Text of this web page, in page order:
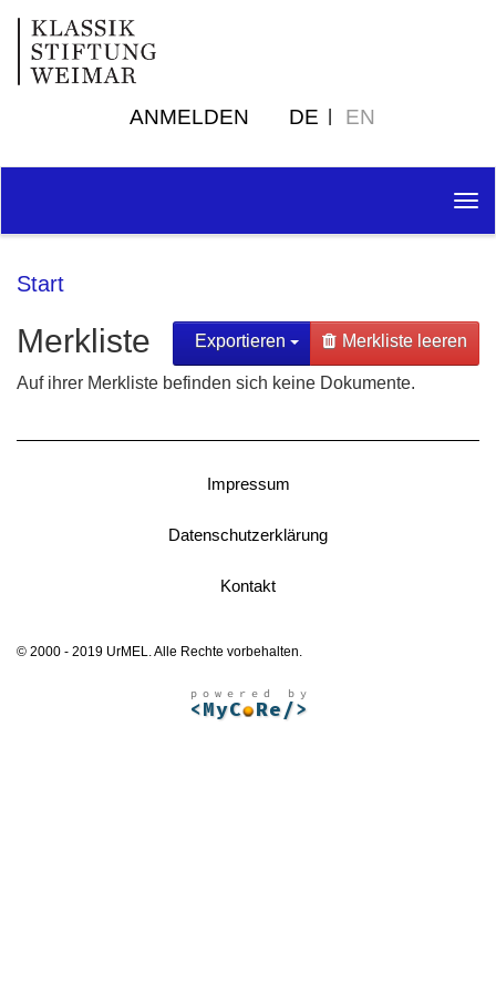
ANMELDEN DE EN
Start
Exportieren Merkliste leeren
Merkliste
Auf ihrer Merkliste befinden sich keine Dokumente.
Impressum
Datenschutzerklärung
Kontakt
© 2000 - 2019 UrMEL. Alle Rechte vorbehalten.